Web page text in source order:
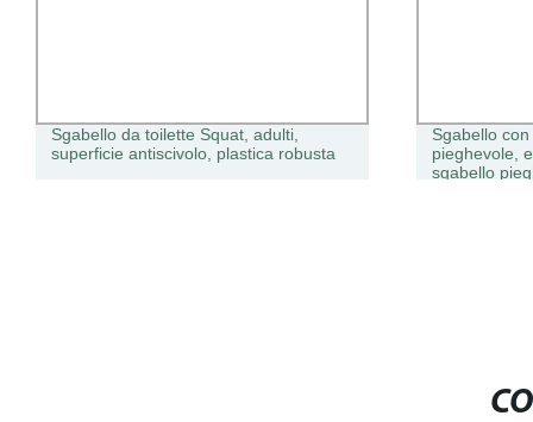
Sgabello da toilette Squat, adulti,
superficie antiscivolo, plastica robusta
Sgabello
pieghevole,
sgabello